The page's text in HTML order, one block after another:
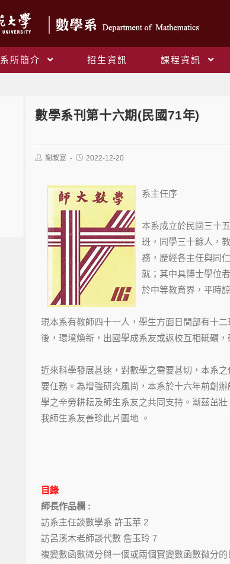
系所簡介 招生資訊 課程資訊
數學系刊第十六期(民國71年)
謝叔宴 2022-12-20
系主任序
本系成立於民國三十
班，同學三十餘人，
務，歷經各主任與同
就；其中具博士學位
於中等教育界，平時
現本系有教師四十一人，學生方面日間部有十
後，環境煥新，出國學成系友或返校互相砥礪
近來科學發展甚速，對數學之需要甚切，本系
要任務。為增強研究風尚，本系於十六年前創
學之辛勞耕耘及師生系友之共同支持。漸茲茁
我師生系友善珍此片園地 。
目錄
師長作品欄 :
訪系主任談數學系 許玉華 2
訪呂溪木老師談代數 詹玉玲 7
複變數函數微分與一個或兩個實變數函數微分